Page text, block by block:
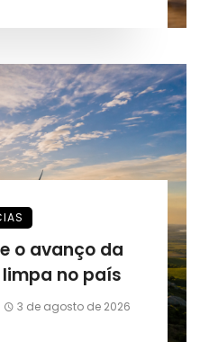
o avanço da
no país
3 de agosto de 2026